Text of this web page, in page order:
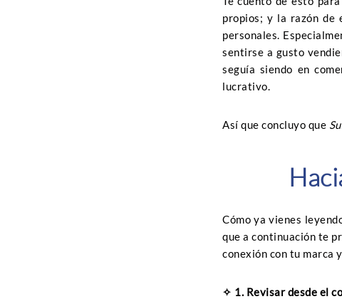
propios; y la razón de
personales.
sentirse a gusto
seguía siendo en
lucrativo.
Así que concluyo que
Cómo ya vienes
que a continuación te
conexión con tu marca
✧ 1. Revisar desde el